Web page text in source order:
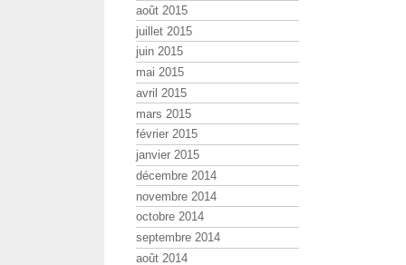
août 2015
juillet 2015
juin 2015
mai 2015
avril 2015
mars 2015
février 2015
janvier 2015
décembre 2014
novembre 2014
octobre 2014
septembre 2014
août 2014